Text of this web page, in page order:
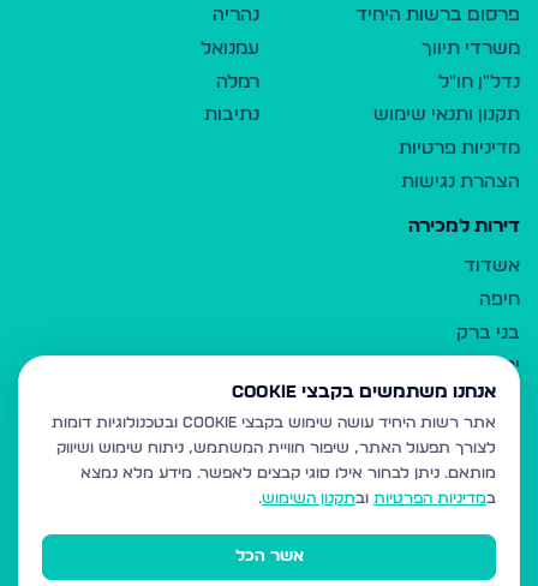
פרסום ברשות היחיד
משרדי תיווך
נדל"ן חו"ל
תקנון ותנאי שימוש
מדיניות פרטיות
הצהרת נגישות
נהריה
עמנואל
רמלה
נתיבות
דירות למכירה
אשדוד
חיפה
בני ברק
ירושלים
אלעד
גבעת זאב
בית שמש
רכסים
מודיעין עילית
אנחנו משתמשים בקבצי Cookie
אתר רשות היחיד עושה שימוש בקבצי Cookie ובטכנולוגיות דומות
לצורך תפעול האתר, שיפור חוויית המשתמש, ניתוח שימוש ושיווק
מותאם. ניתן לבחור אילו סוגי קבצים לאפשר. מידע מלא נמצא
במדיניות הפרטיות ובתקנון השימוש.
אשר הכל